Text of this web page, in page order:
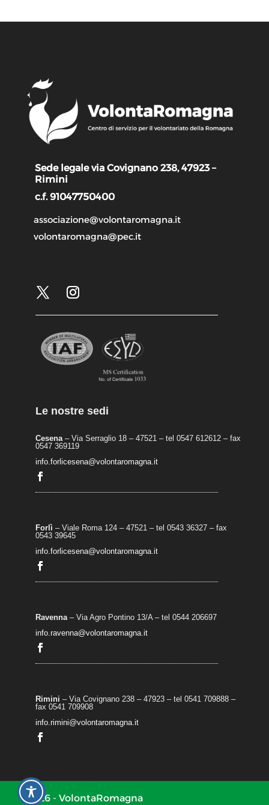
Sede legale via Covignano 238, 47923 –
Rimini
c.f. 91047750400
associazione@volontaromagna.it
volontaromagna@pec.it
Le nostre sedi
Cesena– Via Serraglio 18 – 47521 – tel 0547 612612 – fax
0547 369119
info.forlicesena@volontaromagna.it
Forlì – Viale Roma 124 – 47521 – tel 0543 36327 – fax
0543 39645
info.forlicesena@volontaromagna.it
Ravenna– Via Agro Pontino 13/A– tel 0544 206697
info.ravenna@volontaromagna.it
Rimini – Via Covignano 238 – 47923 – tel 0541 709888 –
fax 0541 709908
info.rimini@volontaromagna.it
2026 - VolontaRomagna